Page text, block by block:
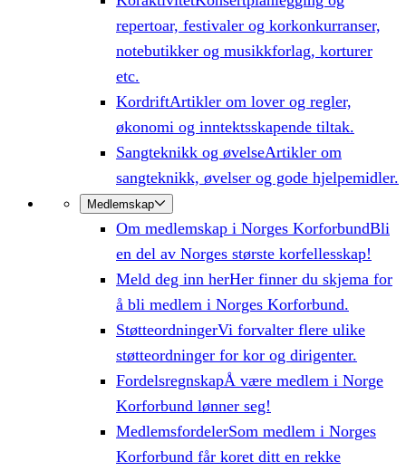
repertoar, festivaler og korkonkurranser,
notebutikker og musikkforlag, korturer
etc.
KordriftArtikler om lover og regler,
økonomi og inntektsskapende tiltak.
Sangteknikk og øvelseArtikler om
sangteknikk, øvelser og gode hjelpemidler.
Medlemskap
Om medlemskap i Norges KorforbundBli
en del av Norges største korfellesskap!
Meld deg inn herHer finner du skjema for
å bli medlem i Norges Korforbund.
StøtteordningerVi forvalter flere ulike
støtteordninger for kor og dirigenter.
FordelsregnskapÅ være medlem i Norge
Korforbund lønner seg!
MedlemsfordelerSom medlem i Norges
Korforbund får koret ditt en rekke